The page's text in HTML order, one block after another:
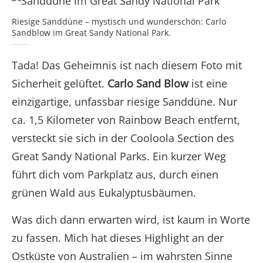
Riesige Sanddüne – mystisch und wunderschön: Carlo
Sandblow im Great Sandy National Park.
Tada! Das Geheimnis ist nach diesem Foto mit
Sicherheit gelüftet. Carlo Sand Blowist eine
einzigartige, unfassbar riesige Sanddüne. Nur
ca. 1,5 Kilometer von Rainbow Beach entfernt,
versteckt sie sich in der Cooloola Section des
Great Sandy National Parks. Ein kurzer Weg
führt dich vom Parkplatz aus, durch einen
grünen Wald aus Eukalyptusbäumen.
Was dich dann erwarten wird, ist kaum in Worte
zu fassen. Mich hat dieses Highlight an der
Ostküste von Australien – im wahrsten Sinne